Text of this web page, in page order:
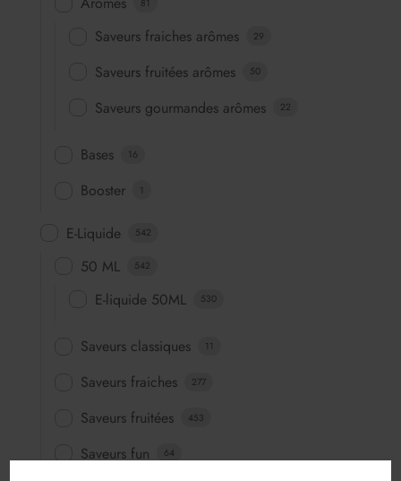
81
Saveurs fraiches arômes 29
Saveurs fruitées arômes 50
Saveurs gourmandes arômes 22
Bases 16
Booster 1
E-Liquide 542
50 ML 542
E-liquide 50ML 530
Saveurs classiques 11
Saveurs fraiches 277
Saveurs fruitées 453
Saveurs fun 64